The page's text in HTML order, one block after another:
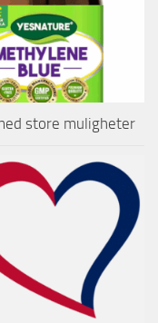
store muligheter